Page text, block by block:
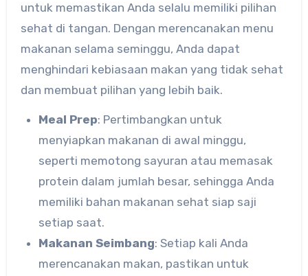
untuk memastikan Anda selalu memiliki pilihan
sehat di tangan. Dengan merencanakan menu
makanan selama seminggu, Anda dapat
menghindari kebiasaan makan yang tidak sehat
dan membuat pilihan yang lebih baik.
Meal Prep: Pertimbangkan untuk
menyiapkan makanan di awal minggu,
seperti memotong sayuran atau memasak
protein dalam jumlah besar, sehingga Anda
memiliki bahan makanan sehat siap saji
setiap saat.
Makanan Seimbang: Setiap kali Anda
merencanakan makan, pastikan untuk